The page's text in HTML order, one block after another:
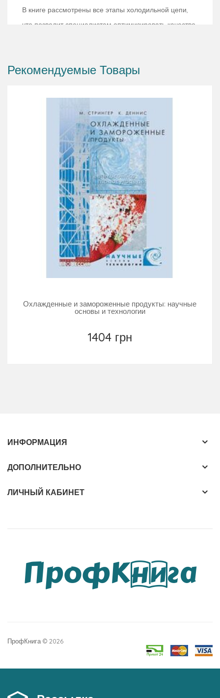
В книге рассмотрены все этапы холодильной цепи,
что позволит специалистам оптимизировать качество
Рекомендуемые Товары
Охлажденные и замороженные продукты: научные
основы и технологии
1404 грн
ИНФОРМАЦИЯ
ДОПОЛНИТЕЛЬНО
ЛИЧНЫЙ КАБИНЕТ
ПрофКнига © 2026